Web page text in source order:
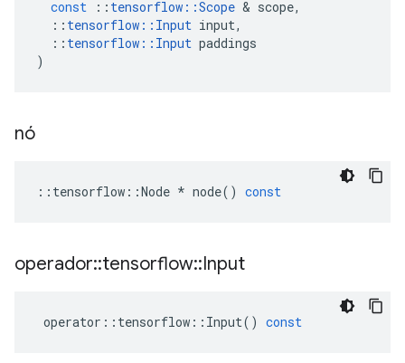
const
:: tensorflow ::Scope & scope,
:: tensorflow :: Input input,
:: tensorflow :: Input paddings
)
nó
:: tensorflow ::Node * node() const
operador::tensorflow::Input
operator :: tensorflow :: Input() const